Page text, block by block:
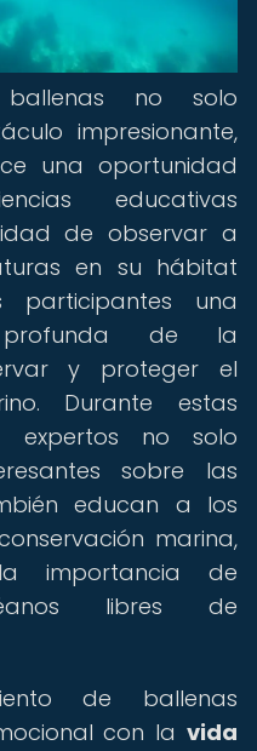
no solo
impresionante,
una oportunidad
educativas
de observar a
en su hábitat
una
profunda de la
y proteger el
Durante estas
expertos no solo
sobre las
educan a los
marina,
importancia de
libres de
de ballenas
con la vida